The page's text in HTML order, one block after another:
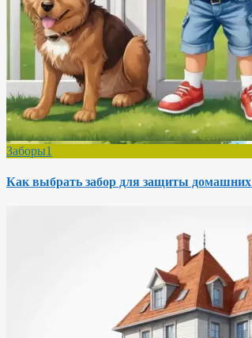
Заборы1
Как выбрать забор для защиты домашних